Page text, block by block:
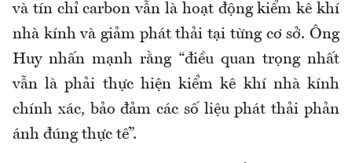
và tín chỉ carbon vẫn là hoạt động kiểm kê khí
nhà kính và giảm phát thải tại từng cơ sở. Ông
Huy nhấn mạnh rằng “điều quan trọng nhất
vẫn là phải thực hiện kiểm kê khí nhà kính
chính xác, bảo đảm các số liệu phát thải phản
ánh đúng thực tế”.